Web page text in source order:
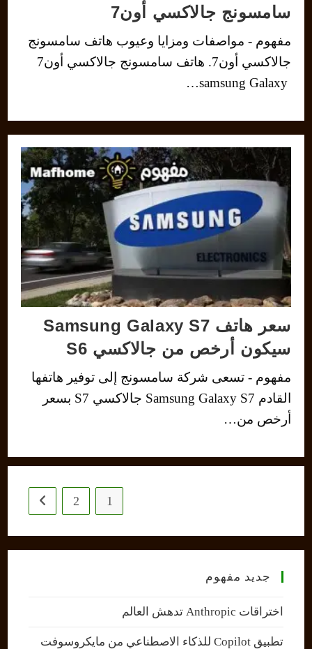
سامسونج جالاكسي أون7
مفهوم - مواصفات ومزايا وعيوب هاتف سامسونج
جالاكسي أون7. هاتف سامسونج جالاكسي أون7
سعر هاتف Samsung Galaxy S7
سيكون أرخص من جالاكسي S6
مفهوم - تسعى شركة سامسونج إلى توفير هاتفها
القادم Samsung Galaxy S7 جالاكسي S7 بسعر
أرخص من…
1
2
page
جديد مفهوم
اختراقات Anthropic تدهش العالم
تطبيق Copilot للذكاء الاصطناعي من مايكروسوفت